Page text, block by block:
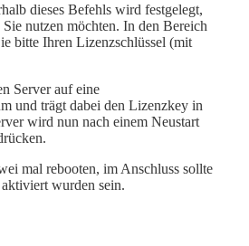
dieses Befehls wird festgelegt,
nutzen möchten. In den Bereich
bitte Ihren Lizenzschlüssel (mit
Server auf eine
und trägt dabei den Lizenzkey in
wird nun nach einem Neustart
mal rebooten, im Anschluss sollte
wurden sein.